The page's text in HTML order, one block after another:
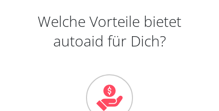
Welche Vorteile bietet
autoaid für Dich?